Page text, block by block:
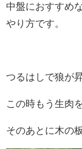
中盤におすすめ
やり方です。
つるはしで狼が
この時もう生肉
そのあとに木の